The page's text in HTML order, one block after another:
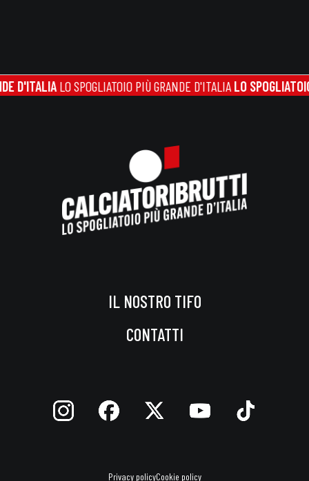
LO SPOGLIATOIO PIÙ GRANDE D'ITALIALO SPOGLIATOIO PIÙ
IL NOSTRO TIFO
CONTATTI
Privacy policyCookie policy